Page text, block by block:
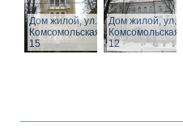
Дом жилой, ул.
Комсомольская,
15
Дом жилой, ул.
Комсомольская,
12